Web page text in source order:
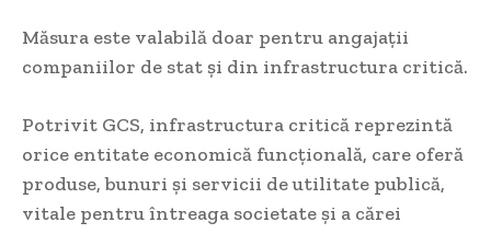
Măsura este valabilă doar pentru angajații
companiilor de stat și din infrastructura critică.
Potrivit GCS, infrastructura critică reprezintă
orice entitate economică funcţională, care oferă
produse, bunuri şi servicii de utilitate publică,
vitale pentru întreaga societate şi a cărei